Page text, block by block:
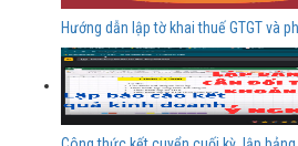
Hướng dẫn lập tờ khai thuế GTGT và